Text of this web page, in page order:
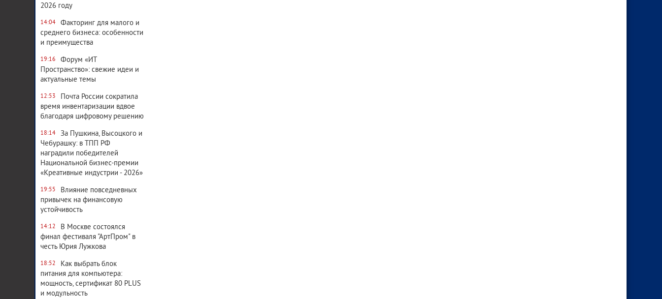
2026 году
14:04
Факторинг для малого и
среднего бизнеса: особенности
и преимущества
19:16
Форум «ИТ
Пространство»: свежие идеи и
актуальные темы
12:53
Почта России сократила
время инвентаризации вдвое
благодаря цифровому решению
18:14
За Пушкина, Высоцкого и
Чебурашку: в ТПП РФ
наградили победителей
Национальной бизнес-премии
«Креативные индустрии - 2026»
19:55
Влияние повседневных
привычек на финансовую
устойчивость
14:12
В Москве состоялся
финал фестиваля "АртПром" в
честь Юрия Лужкова
18:52
Как выбрать блок
питания для компьютера:
мощность, сертификат 80 PLUS
и модульность